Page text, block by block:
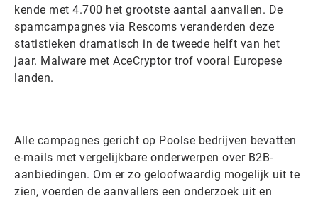
kende met 4.700 het grootste aantal aanvallen. De
spamcampagnes via Rescoms veranderden deze
statistieken dramatisch in de tweede helft van het
jaar. Malware met AceCryptor trof vooral Europese
landen.
Alle campagnes gericht op Poolse bedrijven bevatten
e-mails met vergelijkbare onderwerpen over B2B-
aanbiedingen. Om er zo geloofwaardig mogelijk uit te
zien, voerden de aanvallers een onderzoek uit en